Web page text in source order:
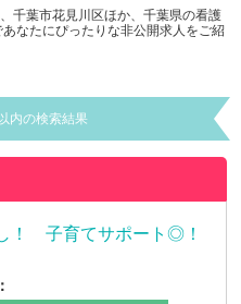
千葉市花見川区ほか、千葉県の看護
なたにぴったりな非公開求人をご紹
内の検索結果
子育てサポート◎！